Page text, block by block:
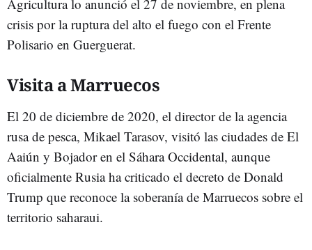
Agricultura lo anunció el 27 de noviembre, en plena
crisis por la ruptura del alto el fuego con el Frente
Polisario en Guerguerat.
Visita a Marruecos
El 20 de diciembre de 2020, el director de la agencia
rusa de pesca, Mikael Tarasov, visitó las ciudades de El
Aaiún y Bojador en el Sáhara Occidental, aunque
oficialmente Rusia ha criticado el decreto de Donald
Trump que reconoce la soberanía de Marruecos sobre el
territorio saharaui.